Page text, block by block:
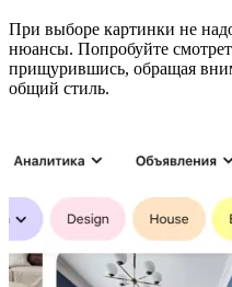
При выборе картинки не
нюансы. Попробуйте
прищурившись, обращая
общий стиль.